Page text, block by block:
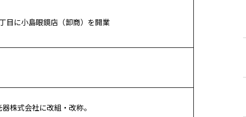
目に小島眼鏡店（卸商）を開業
株式会社に改組・改称。